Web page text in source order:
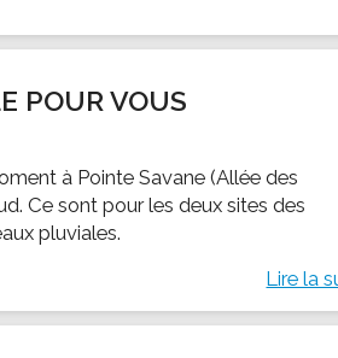
POUR VOUS
à Pointe Savane (Allée des
Ce sont pour les deux sites des
pluviales.
Lire la